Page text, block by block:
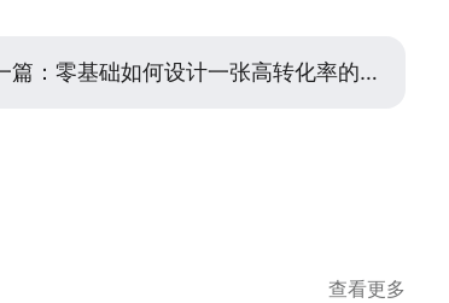
篇： 零基础如何设计一张高转化率的旺铺招商图？
查看更多